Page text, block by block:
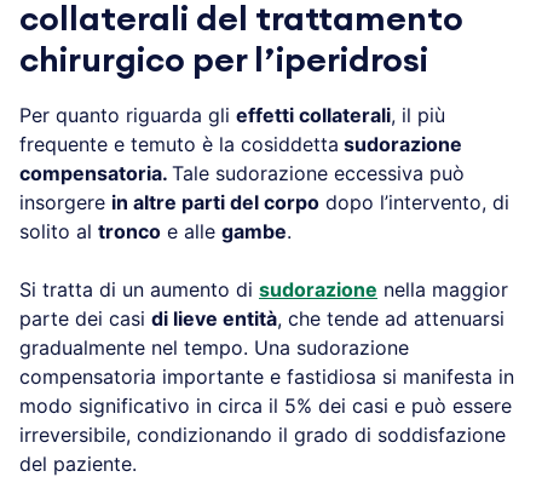
collaterali del trattamento
chirurgico per l’iperidrosi
Per quanto riguarda gli effetti collaterali, il più
frequente e temuto è la cosiddetta sudorazione
compensatoria. Tale sudorazione eccessiva può
insorgere in altre parti del corpo dopo l’intervento, di
solito al tronco e alle gambe.
Si tratta di un aumento di sudorazione nella maggior
parte dei casi di lieve entità, che tende ad attenuarsi
gradualmente nel tempo. Una sudorazione
compensatoria importante e fastidiosa si manifesta in
modo significativo in circa il 5% dei casi e può essere
irreversibile, condizionando il grado di soddisfazione
del paziente.